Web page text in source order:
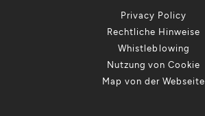
Privacy Policy
Rechtliche Hinweise
Whistleblowing
Nutzung von Cookie
Map von der Webseite